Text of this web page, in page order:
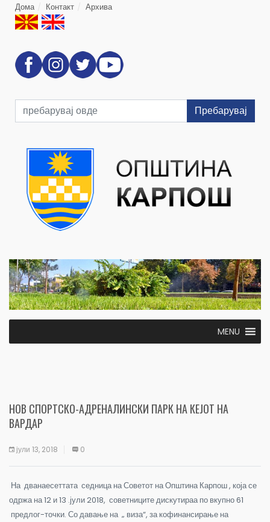
Дома Контакт Архива
Пребарувај
MENU
НОВ СПОРТСКО-АДРЕНАЛИНСКИ ПАРК НА КЕЈОТ НА
ВАРДАР
јули 13, 2018 0
На дванаесеттата седница на Советот на Општина Карпош, која се
одржа на 12 и 13 .јули 2018, советниците дискутираа по вкупно 61
предлог-точки. Со давање на „ виза“, за кофинансирање на